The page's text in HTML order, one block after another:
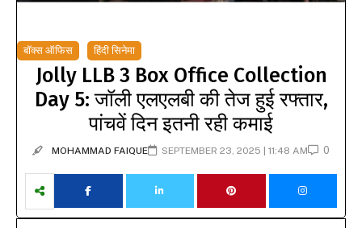
बॉक्स ऑफिस हिंदी सिनेमा
Jolly LLB 3 Box Office Collection
Day 5: जॉली एलएलबी की तेज हुई रफ्तार,
पांचवें दिन इतनी रही कमाई
MOHAMMAD FAIQUE SEPTEMBER 23, 2025 | 11:48 AM 0